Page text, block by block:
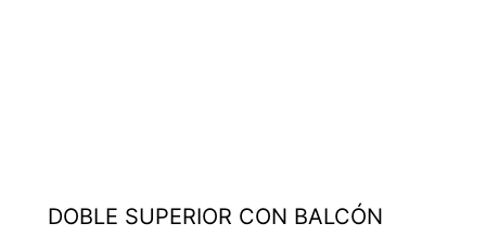
DOBLE SUPERIOR CON BALCÓN